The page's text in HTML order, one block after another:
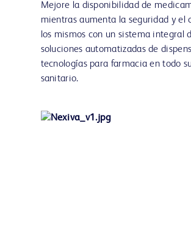
Mejore la disponibilidad de
mientras aumenta la seguridad y el
los mismos con un sistema integral
soluciones automatizadas de
tecnologías para farmacia en todo
sanitario.